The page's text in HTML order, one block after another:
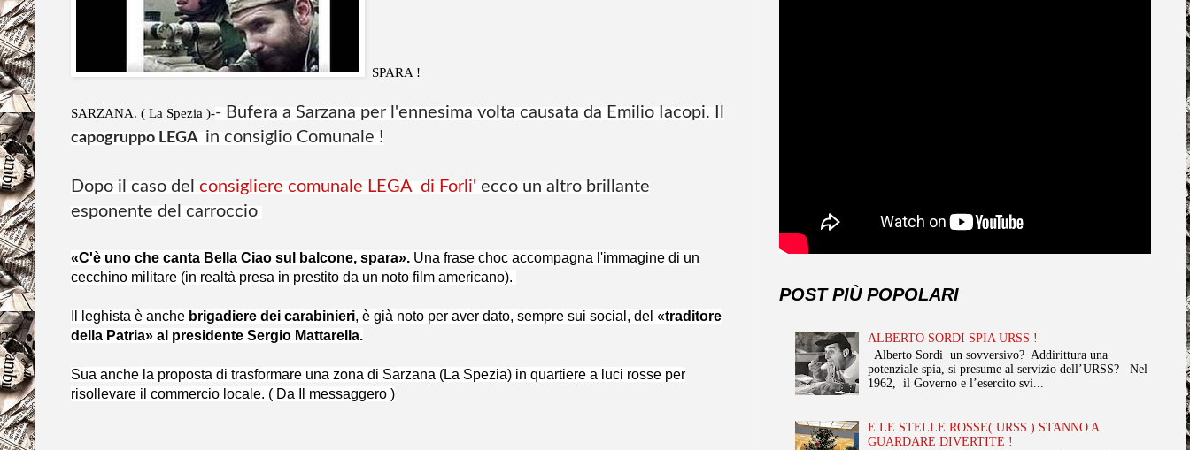
SPARA !
SARZANA. ( La Spezia )-- Bufera a Sarzana per l'ennesima volta causata da Emilio Iacopi. Il
capogruppo LEGA in consiglio Comunale !
Dopo il caso del consigliere comunale LEGA di Forli' ecco un altro brillante
esponente del carroccio
«C'è uno che canta Bella Ciao sul balcone, spara». Una frase choc accompagna l'immagine di un
cecchino militare (in realtà presa in prestito da un noto film americano).
Il leghista è anche brigadiere dei carabinieri, è già noto per aver dato, sempre sui social, del «traditore
della Patria» al presidente Sergio Mattarella.
Sua anche la proposta di trasformare una zona di Sarzana (La Spezia) in quartiere a luci rosse per
risollevare il commercio locale. ( Da Il messaggero )
POST PIÙ POPOLARI
ALBERTO SORDI SPIA URSS !
Alberto Sordi un sovversivo? Addirittura una
potenziale spia, si presume al servizio dell’URSS? Nel
1962, il Governo e l’esercito svi...
E LE STELLE ROSSE( URSS ) STANNO A
GUARDARE DIVERTITE !